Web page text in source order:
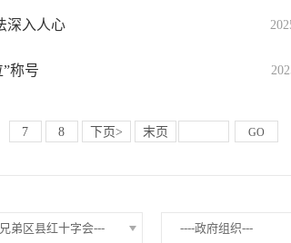
深入人心
称号
7 8 下页> 末页 GO
弟区县红十字会--- ----政府组织---